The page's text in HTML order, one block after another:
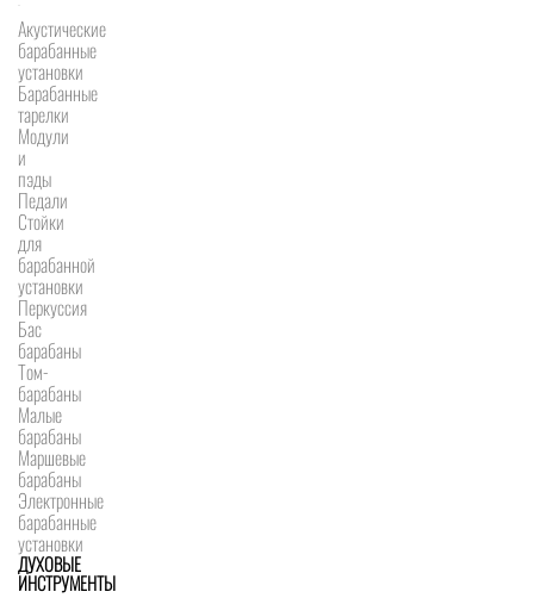
Акустические
барабанные
установки
Барабанные
тарелки
Модули
и
пэды
Педали
Стойки
для
барабанной
установки
Перкуссия
Бас
барабаны
Том-
барабаны
Малые
барабаны
Маршевые
барабаны
Электронные
барабанные
установки
ДУХОВЫЕ
ИНСТРУМЕНТЫ